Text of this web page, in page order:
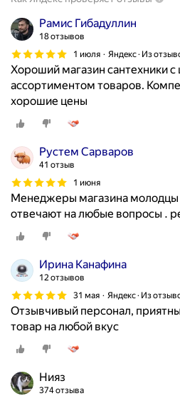
Рамис Гибадуллин
18 отзывов
1 июля
Яндекс · Из
Хороший магазин сантехники
ассортиментом товаров.
хорошие цены
Рустем Сарваров
41 отзыв
1 июня
Менеджеры магазина молодцы
отвечают на любые вопросы .
Ирина Канафина
12 отзывов
31 мая
Яндекс · Из
Отзывчивый персонал,
товар на любой вкус
Нияз
374 отзыва